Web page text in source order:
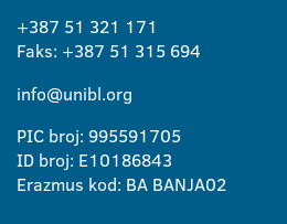
+387 51 321 171
Faks: +387 51 315 694
info@unibl.org
PIC broj: 995591705
ID broj: E10186843
Erazmus kod: BA BANJA02